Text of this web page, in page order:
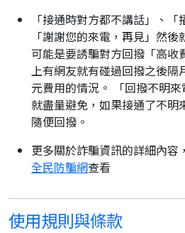
「接通時對方都不講話」、
「謝謝您的來電，再見」然
可能是要誘騙對方回撥「高收
上有網友就有碰過回撥之後隔
元費用的情況。 「回撥不明
就盡量避免，如果接通了不明
隨便回撥。
更多關於詐騙資訊的詳細內容
全民防騙網查看
使用規則與條款